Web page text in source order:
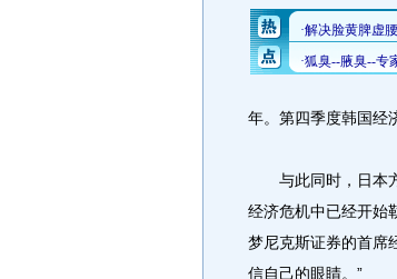
年。第四季度韩国经
与此同时，日本方
经济危机中已经开始
梦尼克斯证券的首席
信自己的眼睛。”